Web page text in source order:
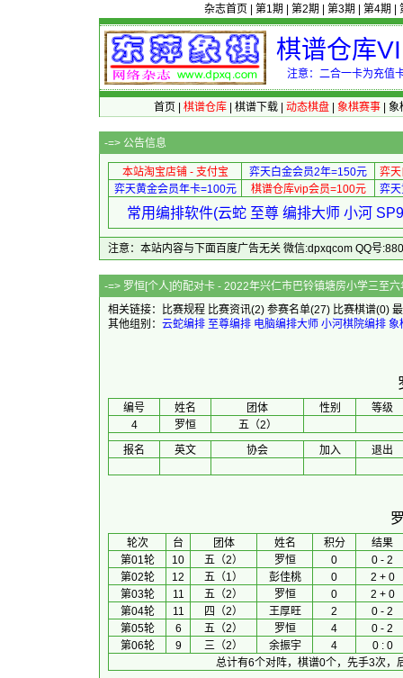
杂志首页 第1期 第2期 第3期 第4期
棋谱仓库
注意：二合一卡为充值
首页 棋谱仓库| 棋谱下载| 动态棋盘| 象棋赛事| 象
-=> 公告信息
本站淘宝店铺 - 支付宝 弈天白金会员2年=150元
弈
弈天黄金会员年卡=100元
棋谱仓库vip会员=100元 弈
常用编排软件(云蛇 至尊 编排大师 小河
注意：本站内容与下面百度广告无关 微信:dpxqcom QQ号
-=> 罗恒[个人]的配对卡 - 2022年兴仁市巴铃镇
相关链接：
比赛规程 比赛资讯(2) 参赛名单(27) 比赛棋谱(0)
其他组别： 云蛇编排 至尊编排 电脑编排大师 小河棋院编排 象
编号 姓名 团体 性别
等级
4
罗恒
五（2）
报名
英文 协会 加入 退出
轮次 台 团体 姓名 积分
结果
第01轮
10 五（2） 罗恒 0
0 - 2
第02轮
12 五（1） 彭佳桃 0
2 + 0
第03轮
11 五（2） 罗恒 0
2 + 0
第04轮
11 四（2） 王厚旺 2
0 - 2
第05轮
6 五（2） 罗恒 4
0 - 2
第06轮
9 三（2） 余振宇 4
0 : 0
总计有6个对阵，棋谱0个，先手3次，